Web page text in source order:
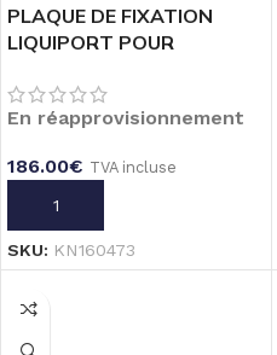
6x9mm
PLAQUE DE FIXATION
LIQUIPORT POUR
SUR TABLETTE
En réapprovisionnement
186.00€ TVA incluse
AJOUTER AU PANIER
SKU: KN160473